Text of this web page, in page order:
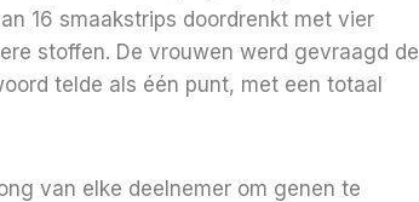
16 smaakstrips doordrenkt met vier
stoffen. De vrouwen werd gevraagd de
telde als één punt, met een totaal
van elke deelnemer om genen te